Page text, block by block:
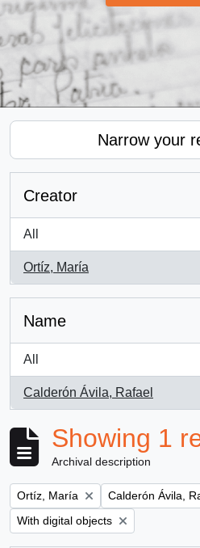
Narrow your
Creator
All
Ortíz, María
, 1 results
Name
All
Calderón Ávila, Rafael
, 1 results
Showing 1
Archival description
Remove filter:
Ortíz, María Remove filter:
Calderón Ávila,
Remove filter:
With digital objects